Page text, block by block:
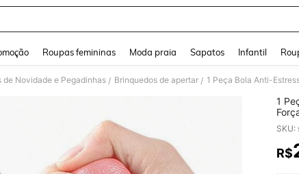
Roupas femininas Moda praia Sapatos Infantil
de Novidade e Pegadinhas / Brinquedos de apertar /
1
a
SKU:
R$